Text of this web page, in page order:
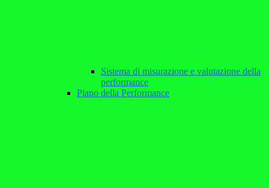
Sistema di misurazione e valutazione della
performance
Piano della Performance